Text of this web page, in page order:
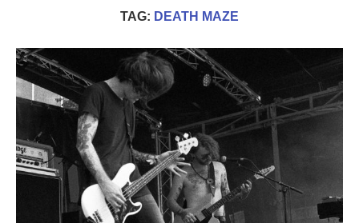
TAG: DEATH MAZE